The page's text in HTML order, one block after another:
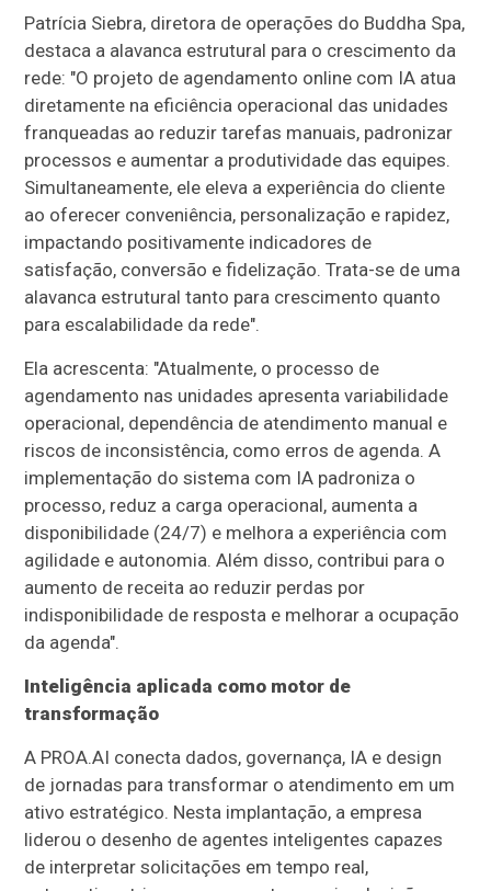
Patrícia Siebra, diretora de operações do Buddha Spa,
destaca a alavanca estrutural para o crescimento da
rede: "O projeto de agendamento online com IA atua
diretamente na eficiência operacional das unidades
franqueadas ao reduzir tarefas manuais, padronizar
processos e aumentar a produtividade das equipes.
Simultaneamente, ele eleva a experiência do cliente
ao oferecer conveniência, personalização e rapidez,
impactando positivamente indicadores de
satisfação, conversão e fidelização. Trata-se de uma
alavanca estrutural tanto para crescimento quanto
para escalabilidade da rede".
Ela acrescenta: "Atualmente, o processo de
agendamento nas unidades apresenta variabilidade
operacional, dependência de atendimento manual e
riscos de inconsistência, como erros de agenda. A
implementação do sistema com IA padroniza o
processo, reduz a carga operacional, aumenta a
disponibilidade (24/7) e melhora a experiência com
agilidade e autonomia. Além disso, contribui para o
aumento de receita ao reduzir perdas por
indisponibilidade de resposta e melhorar a ocupação
da agenda".
Inteligência aplicada como motor de
transformação
A PROA.AI conecta dados, governança, IA e design
de jornadas para transformar o atendimento em um
ativo estratégico. Nesta implantação, a empresa
liderou o desenho de agentes inteligentes capazes
de interpretar solicitações em tempo real,